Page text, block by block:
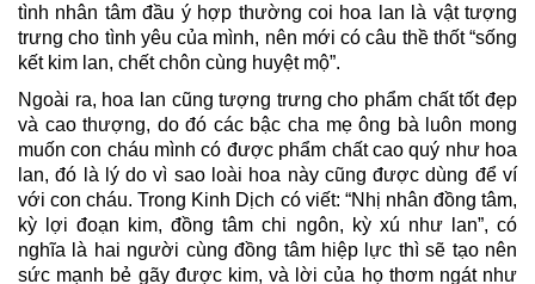
tình nhân tâm đầu ý hợp thường coi hoa lan là vật tượng
trưng cho tình yêu của mình, nên mới có câu thề thốt “sống
kết kim lan, chết chôn cùng huyệt mộ”.
Ngoài ra, hoa lan cũng tượng trưng cho phẩm chất tốt đẹp
và cao thượng, do đó các bậc cha mẹ ông bà luôn mong
muốn con cháu mình có được phẩm chất cao quý như hoa
lan, đó là lý do vì sao loài hoa này cũng được dùng để ví
với con cháu. Trong Kinh Dịch có viết: “Nhị nhân đồng tâm,
kỳ lợi đoạn kim, đồng tâm chi ngôn, kỳ xú như lan”, có
nghĩa là hai người cùng đồng tâm hiệp lực thì sẽ tạo nên
sức mạnh bẻ gãy được kim, và lời của họ thơm ngát như